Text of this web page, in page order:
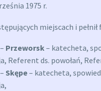
1975 r.
miejscach i pełnił
Przeworsk– katecheta,
Referent ds. powołań,
Skępe– katecheta,